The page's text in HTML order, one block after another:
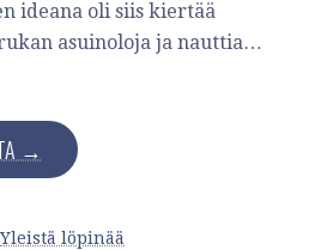
ideana oli siis kiertää
asuinoloja ja nauttia…
→
Yleistä löpinää